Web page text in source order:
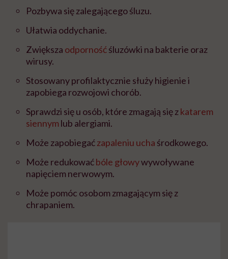
Pozbywa się zalegającego śluzu.
Ułatwia oddychanie.
Zwiększa odpornośćśluzówki na bakterie oraz
wirusy.
Stosowany profilaktycznie służy higienie i
zapobiega rozwojowi chorób.
Sprawdzi się u osób, które zmagają się zkatarem
siennym lub alergiami.
Może zapobiegaćzapaleniu ucha środkowego.
Może redukowaćbóle głowywywoływane
napięciem nerwowym.
Może pomóc osobom zmagającym się z
chrapaniem.